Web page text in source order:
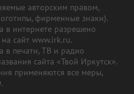
авторским правом,
фирменные знаки).
в интернете разрешено
сайт www.irk.ru.
в печати, ТВ и радио
сайта «Твой Иркутск».
применяются все меры,